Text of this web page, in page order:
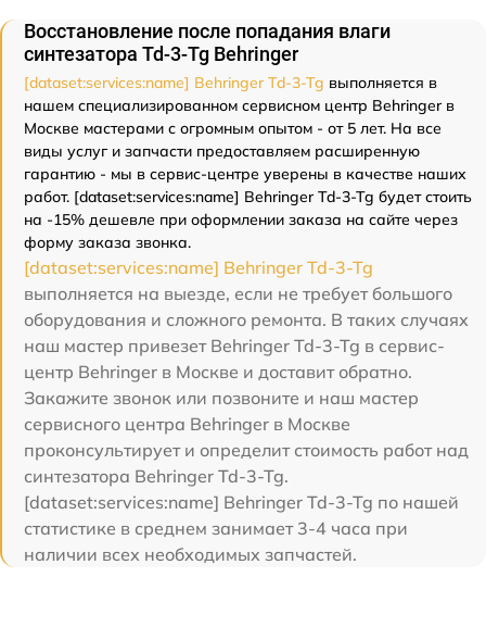
Восстановление после попадания влаги
синтезатора Td-3-Tg Behringer
[dataset:services:name] Behringer Td-3-Tg выполняется в
нашем специализированном сервисном центр Behringer в
Москве мастерами с огромным опытом - от 5 лет. На все
виды услуг и запчасти предоставляем расширенную
гарантию - мы в сервис-центре уверены в качестве наших
работ. [dataset:services:name] Behringer Td-3-Tg будет стоить
на -15% дешевле при оформлении заказа на сайте через
форму заказа звонка.
[dataset:services:name] Behringer Td-3-Tg
выполняется на выезде, если не требует большого
оборудования и сложного ремонта. В таких случаях
наш мастер привезет Behringer Td-3-Tg в сервис-
центр Behringer в Москве и доставит обратно.
Закажите звонок или позвоните и наш мастер
сервисного центра Behringer в Москве
проконсультирует и определит стоимость работ над
синтезатора Behringer Td-3-Tg.
[dataset:services:name] Behringer Td-3-Tg по нашей
статистике в среднем занимает 3-4 часа при
наличии всех необходимых запчастей.